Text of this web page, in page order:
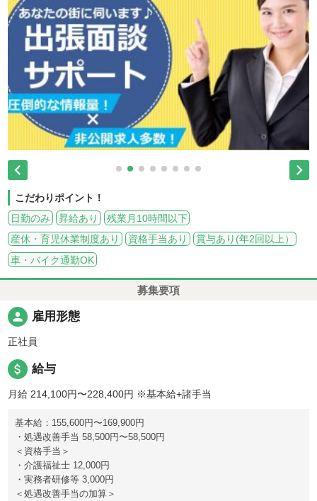
 
こだわりポイント！
日勤のみ
昇給あり
残業月10時間以下
産休・育児休業制度あり
資格手当あり
賞与あり(年2回以上）
車・バイク通勤OK
募集要項
person 雇用形態
正社員
attach_money 給与
月給 214,100円〜228,400円 ※基本給+諸手当
基本給：155,600円〜169,900円
・処遇改善手当 58,500円〜58,500円
＜資格手当＞
・介護福祉士 12,000円
・実務者研修等 3,000円
＜処遇改善手当の加算＞